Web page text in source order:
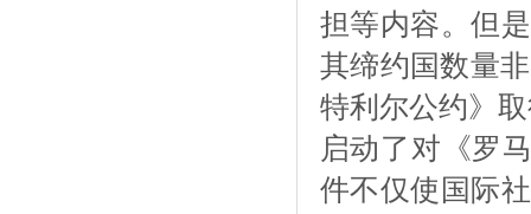
担等内容。但
其缔约国数量
特利尔公约》
启动了对《罗
件不仅使国际